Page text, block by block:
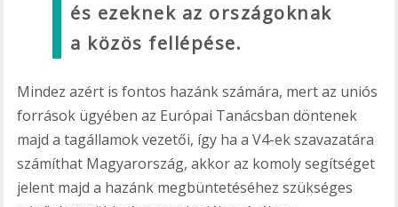
és ezeknek az országoknak
a közös fellépése.
Mindez azért is fontos hazánk számára, mert az uniós
források ügyében az Európai Tanácsban döntenek
majd a tagállamok vezetői, így ha a V4-ek szavazatára
számíthat Magyarország, akkor az komoly segítséget
jelent majd a hazánk megbüntetéséhez szükséges